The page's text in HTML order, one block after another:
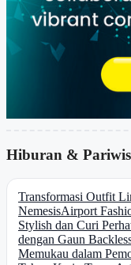
Hiburan &
Transformasi Outfit
NemesisAirport
Stylish dan Curi
dengan Gaun
Memukau dalam